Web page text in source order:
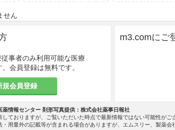
せん
事者のみ利用可能な医療
会員登録は無料です。
規会員登録
m3.comにご
情報センター 剤形写真提供：株式会社薬事日報社
しておりますが、ご覧いただいた時点で最新情報ではない可能性が
・用量外の記載等が含まれる場合がありますが、エムスリー、製薬会